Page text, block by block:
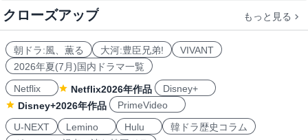
クローズアップ もっと見る
朝ドラ:風、薫る 大河:豊臣兄弟!
VIVANT
2026年夏(7月)国内ドラマ一覧
Netflix
Netflix2026年作品
Disney+
Disney+2026年作品
PrimeVideo
U-NEXT
Lemino Hulu
韓ドラ歴史コラム